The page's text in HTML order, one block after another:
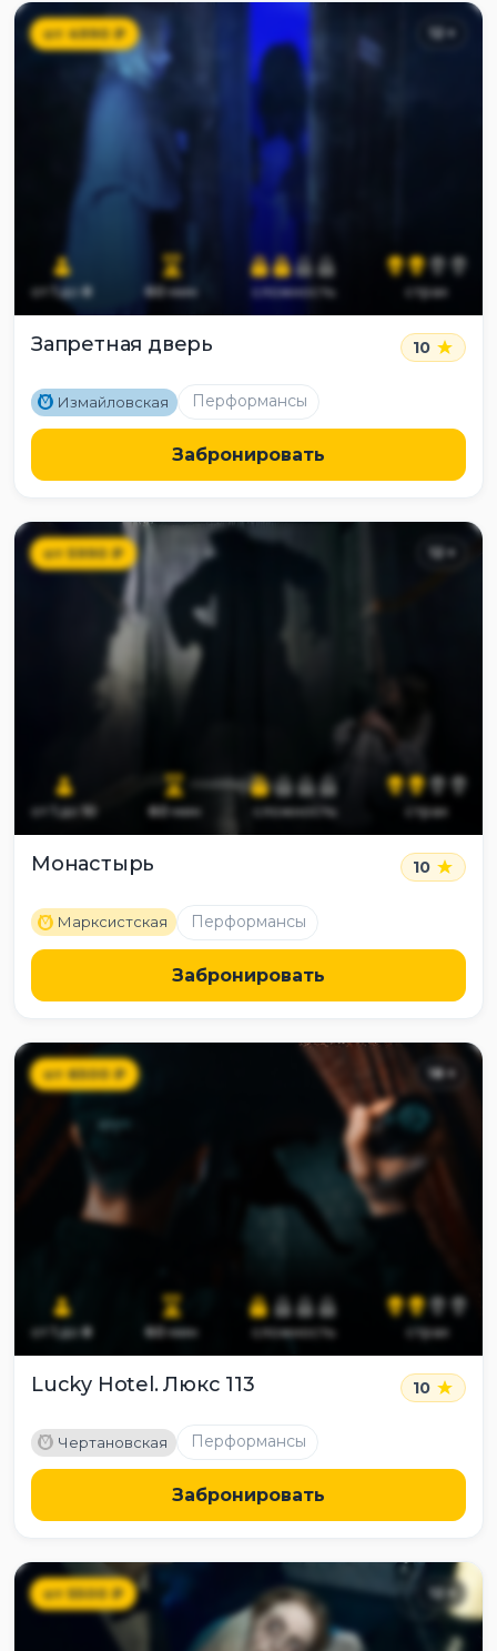
от4990₽ 12 +
от до8 60мин сложность страх
Запретная дверь 10
M Измайловская Перформансы
Забронировать
от5990₽ 12 +
от до 10 60мин сложность страх
Монастырь 10
M Марксистская Перформансы
Забронировать
от6500₽ 18+
от до8 60мин сложность страх
Lucky Hotel. Люкс 113 10
M Чертановская Перформансы
Забронировать
от5500₽ 12 +